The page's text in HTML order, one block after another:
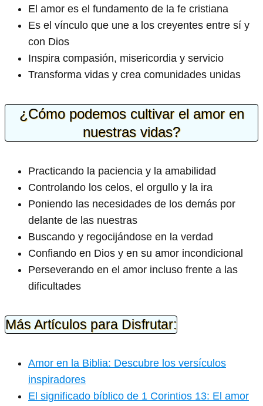
El amor es el fundamento de la fe cristiana
Es el vínculo que une a los creyentes entre sí y
con Dios
Inspira compasión, misericordia y servicio
Transforma vidas y crea comunidades unidas
¿Cómo podemos cultivar el amor en
nuestras vidas?
Practicando la paciencia y la amabilidad
Controlando los celos, el orgullo y la ira
Poniendo las necesidades de los demás por
delante de las nuestras
Buscando y regocijándose en la verdad
Confiando en Dios y en su amor incondicional
Perseverando en el amor incluso frente a las
dificultades
Más Artículos para Disfrutar:
Amor en la Biblia: Descubre los versículos
inspiradores
El significado bíblico de 1 Corintios 13: El amor